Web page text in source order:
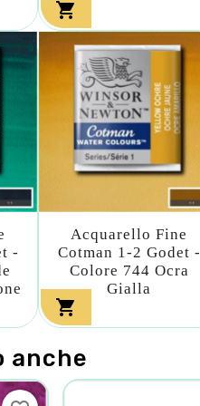

-
Acquarello Fine
Cotman 1-2 Godet -
Colore 744 Ocra
Gialla

anche